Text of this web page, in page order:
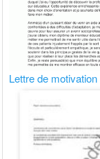
Lettre de